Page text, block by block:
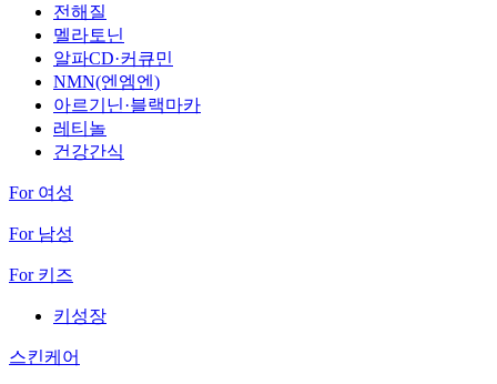
전해질
멜라토닌
알파CD·커큐민
NMN(엔엠엔)
아르기닌·블랙마카
레티놀
건강간식
For 여성
For 남성
For 키즈
키성장
스킨케어